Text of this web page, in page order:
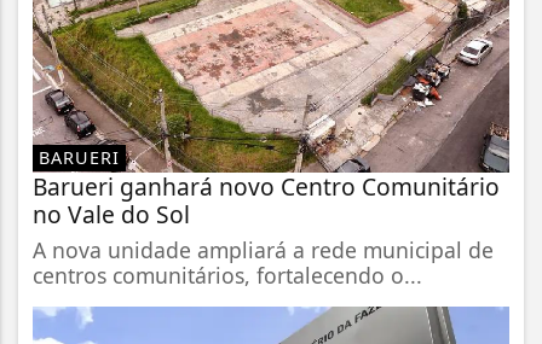
BARUERI
Barueri ganhará novo Centro Comunitário
no Vale do Sol
A nova unidade ampliará a rede municipal de
centros comunitários, fortalecendo o...